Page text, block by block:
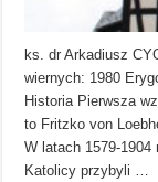
ks. dr Arkadiusz
wiernych: 1980
Historia Pierwsza
to Fritzko von
W latach 1579-1904
Katolicy przybyli …